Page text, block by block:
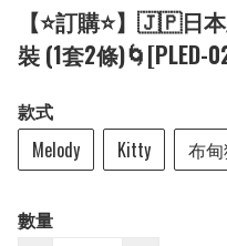
【⭐訂購⭐】🇯🇵日
裝 (1套2條)🌀[PLED-
款式
Melody
Kitty 布
數量